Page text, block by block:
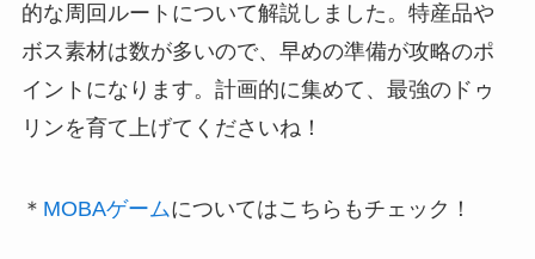
的な周回ルートについて解説しました。特産品や
ボス素材は数が多いので、早めの準備が攻略のポ
イントになります。計画的に集めて、最強のドゥ
リンを育て上げてくださいね！
＊ MOBAゲームについてはこちらもチェック！